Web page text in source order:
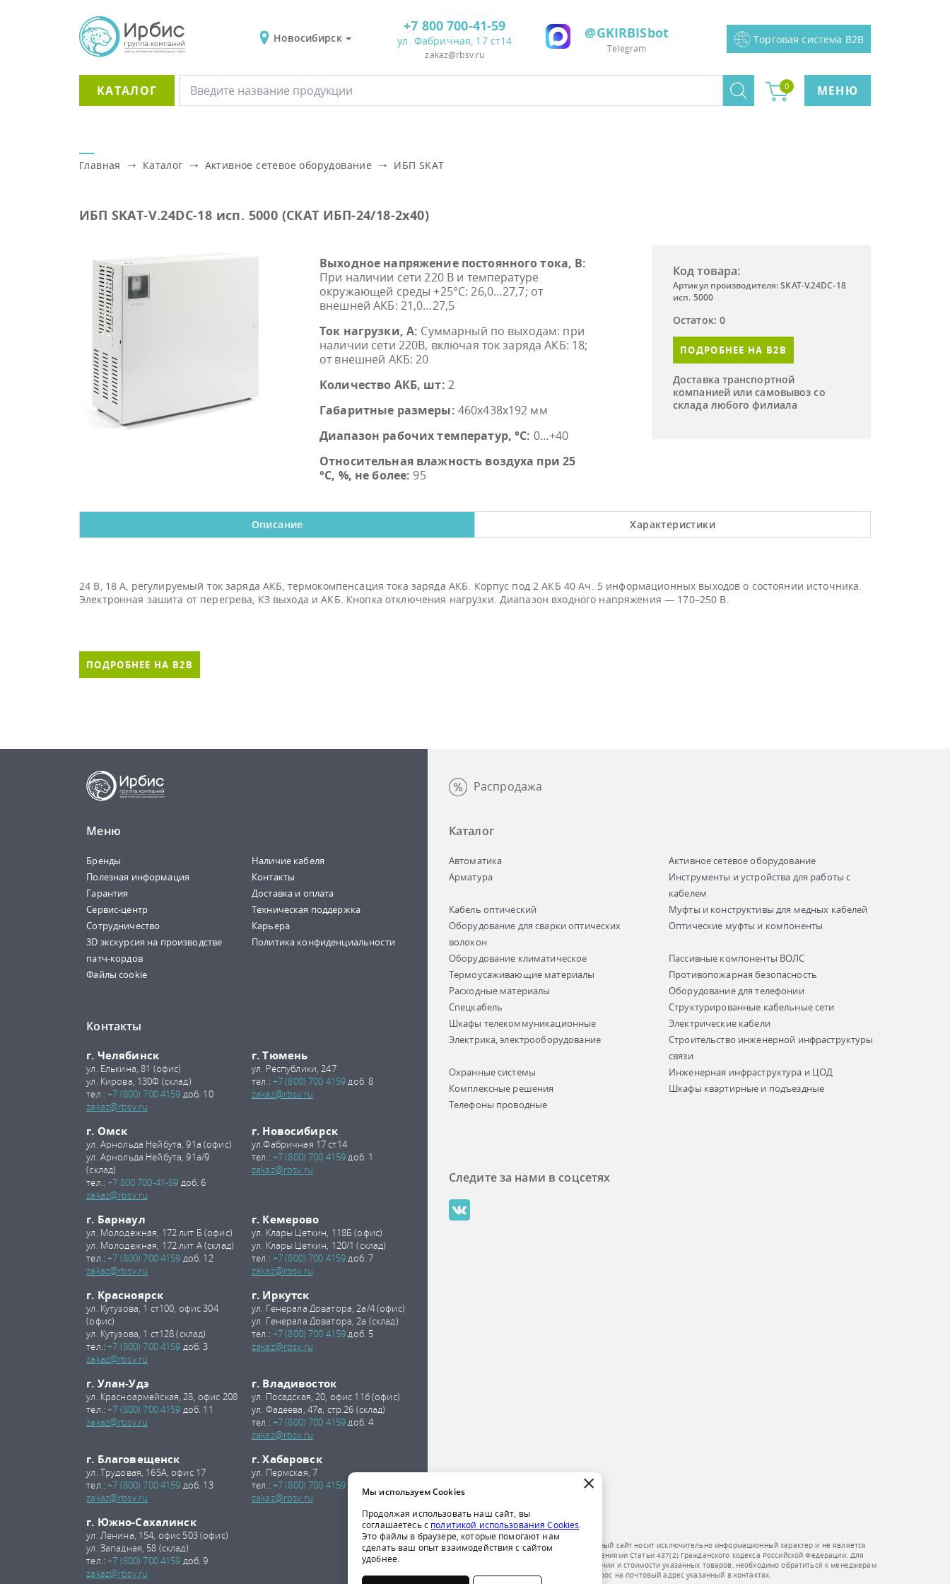
Новосибирск
+7 800 700-41-59
ул. Фабричная, 17 ст14
zakaz@rbsv.ru
@GKIRBISbot
Telegram
Торговая система B2B
КАТАЛОГ 0 МЕНЮ
Главная Каталог Активное сетевое оборудование ИБП SKAT
ИБП SKAT-V.24DC-18 исп. 5000 (СКАТ ИБП-24/18-2х40)
Выходное напряжение постоянного тока, В:
При наличии сети 220 В и температуре
окружающей среды +25°С: 26,0…27,7; от
внешней АКБ: 21,0…27,5
Ток нагрузки, A: Суммарный по выходам: при
наличии сети 220В, включая ток заряда АКБ: 18;
от внешней АКБ: 20
Количество АКБ, шт: 2
Габаритные размеры: 460x438x192 мм
Диапазон рабочих температур, °С: 0…+40
Относительная влажность воздуха при 25
°С, %, не более: 95
Код товара:
Артикул производителя: SKAT-V.24DC-18
исп. 5000
Остаток: 0
ПОДРОБНЕЕ НА B2B
Доставка транспортной
компанией или самовывоз со
склада любого филиала
Описание Характеристики
24 В, 18 А, регулируемый ток заряда АКБ, термокомпенсация тока заряда АКБ. Корпус под 2 АКБ 40 Ач. 5 информационных выходов о состоянии источника.
Электронная зашита от перегрева, КЗ выхода и АКБ. Кнопка отключения нагрузки. Диапазон входного напряжения — 170–250 В.
ПОДРОБНЕЕ НА B2B
Меню
Бренды
Наличие кабеля
Полезная информация
Контакты
Гарантия
Доставка и оплата
Сервис-центр
Техническая поддержка
Сотрудничество
Карьера
3D экскурсия на производстве
патч-кордов
Политика конфиденциальности
Файлы cookie
Контакты
г. Челябинск
ул. Елькина, 81 (офис)
ул. Кирова, 130Ф (склад)
тел.:+7 (800) 700 4159 доб. 10
zakaz@rbsv.ru
г. Тюмень
ул. Республики, 247
тел.: +7 (800) 700 4159доб. 8
zakaz@rbsv.ru
г. Омск
ул. Арнольда Нейбута, 91а (офис)
ул. Арнольда Нейбута, 91а/9
(склад)
тел.:+7 800 700-41-59 доб. 6
zakaz@rbsv.ru
г. Новосибирск
ул.Фабричная 17 ст14
тел.: +7 (800) 700 4159доб. 1
zakaz@rbsv.ru
г. Барнаул
ул. Молодежная, 172 лит Б (офис)
ул. Молодежная, 172 лит А (склад)
тел.:+7 (800) 700 4159 доб. 12
zakaz@rbsv.ru
г. Кемерово
ул. Клары Цеткин, 118Б (офис)
ул. Клары Цеткин, 120/1 (склад)
тел.: +7 (800) 700 4159доб. 7
zakaz@rbsv.ru
г. Красноярск
ул. Кутузова, 1 ст100, офис 304
(офис)
ул. Кутузова, 1 ст128 (склад)
тел.:+7 (800) 700 4159 доб. 3
zakaz@rbsv.ru
г. Иркутск
ул. Генерала Доватора, 2а/4 (офис)
ул. Генерала Доватора, 2а (склад)
тел.: +7 (800) 700 4159доб. 5
zakaz@rbsv.ru
г. Улан-Удэ
ул. Красноармейская, 28, офис 208
тел.:+7 (800) 700 4159 доб. 11
zakaz@rbsv.ru
г. Владивосток
ул. Посадская, 20, офис 11б (офис)
ул. Фадеева, 47а, стр.26 (склад)
тел.: +7 (800) 700 4159доб. 4
zakaz@rbsv.ru
г. Благовещенск
ул. Трудовая, 165А, офис 17
тел.:+7 (800) 700 4159 доб. 13
zakaz@rbsv.ru
г. Хабаровск
ул. Пермская, 7
тел.: +7 (800) 700 4159
zakaz@rbsv.ru
г. Южно-Сахалинск
ул. Ленина, 154, офис 503 (офис)
ул. Западная, 58 (склад)
тел.:+7 (800) 700 4159 доб. 9
zakaz@rbsv.ru
Распродажа
Каталог
Автоматика
Активное сетевое оборудование
Арматура
Инструменты и устройства для работы с
кабелем
Кабель оптический
Муфты и конструктивы для медных кабелей
Оборудование для сварки оптических
волокон
Оптические муфты и компоненты
Оборудование климатическое
Пассивные компоненты ВОЛС
Термоусаживающие материалы
Противопожарная безопасность
Расходные материалы
Оборудование для телефонии
Спецкабель
Структурированные кабельные сети
Шкафы телекоммуникационные
Электрические кабели
Электрика, электрооборудование
Строительство инженерной инфраструктуры
связи
Охранные системы
Инженерная инфраструктура и ЦОД
Комплексные решения
Шкафы квартирные и подъездные
Телефоны проводные
Следите за нами в соцсетях
Обращаем ваше внимание на то, что данный сайт носит исключительно информационный характер и не является
публичной офертой, определяемой положениями Статьи 437(2) Гражданского кодекса Российской Федерации. Для
получения подробной информации о наличии и стоимости указанных товаров, необходимо обратиться к менеджерам
компании по телефону или отправить запрос на почтовый адрес указанный в контактах.
×
Мы используем Cookies
Продолжая использовать наш сайт, вы
соглашаетесь с политикой использования Cookies.
Это файлы в браузере, которые помогают нам
сделать ваш опыт взаимодействия с сайтом
удобнее.